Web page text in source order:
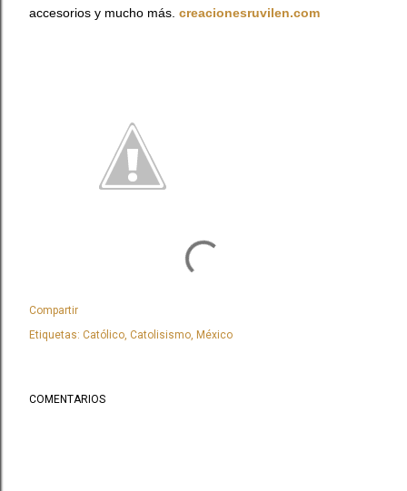
accesorios y mucho más. creacionesruvilen.com
Compartir
Etiquetas: Católico Catolisismo México
COMENTARIOS